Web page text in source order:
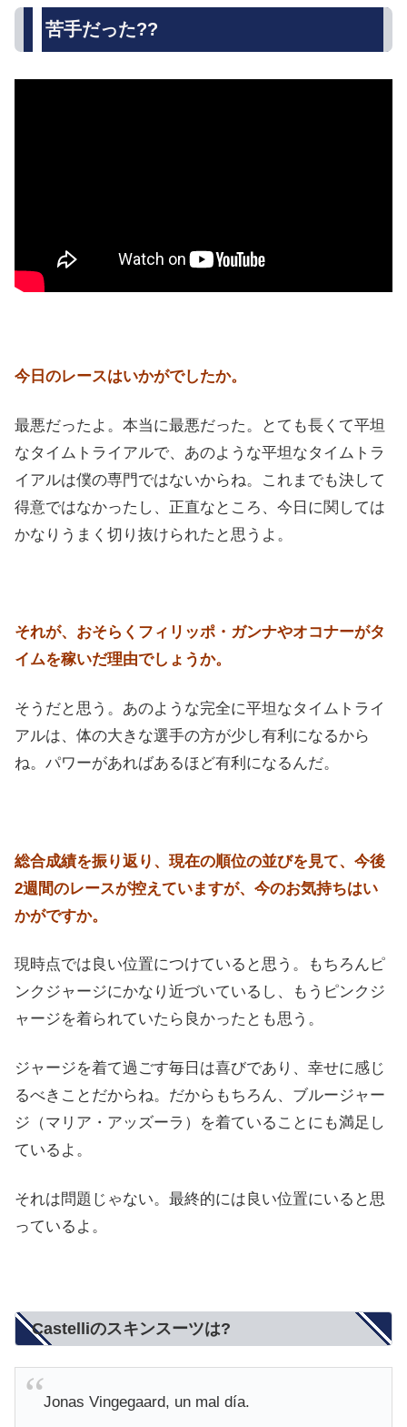
苦手だった??
今日のレースはいかがでしたか。
最悪だったよ。本当に最悪だった。とても長くて平坦
なタイムトライアルで、あのような平坦なタイムトラ
イアルは僕の専門ではないからね。これまでも決して
得意ではなかったし、正直なところ、今日に関しては
かなりうまく切り抜けられたと思うよ。
それが、おそらくフィリッポ・ガンナやオコナーがタ
イムを稼いだ理由でしょうか。
そうだと思う。あのような完全に平坦なタイムトライ
アルは、体の大きな選手の方が少し有利になるから
ね。パワーがあればあるほど有利になるんだ。
総合成績を振り返り、現在の順位の並びを見て、今後
2週間のレースが控えていますが、今のお気持ちはい
かがですか。
現時点では良い位置につけていると思う。もちろんピ
ンクジャージにかなり近づいているし、もうピンクジ
ャージを着られていたら良かったとも思う。
ジャージを着て過ごす毎日は喜びであり、幸せに感じ
るべきことだからね。だからもちろん、ブルージャー
ジ（マリア・アッズーラ）を着ていることにも満足し
ているよ。
それは問題じゃない。最終的には良い位置にいると思
っているよ。
Castelliのスキンスーツは?
Jonas Vingegaard, un mal día.